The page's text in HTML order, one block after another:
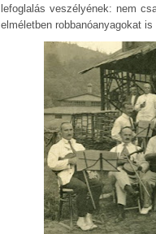
lefoglalás veszélyének: nem
elméletben robbanóanyagokat